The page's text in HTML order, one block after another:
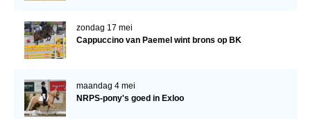
Inloggen
CONTACT
REGIO'S
Regio Noord
zondag 17 mei
Cappuccino van Paemel wint brons op BK
maandag 4 mei
NRPS-pony's goed in Exloo